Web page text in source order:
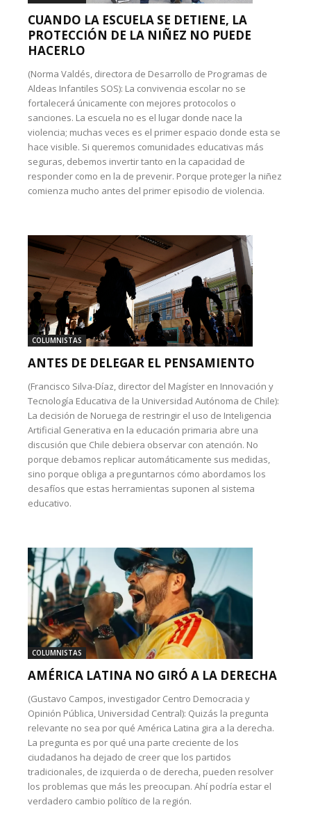
CUANDO LA ESCUELA SE DETIENE, LA
PROTECCIÓN DE LA NIÑEZ NO PUEDE
HACERLO
(Norma Valdés, directora de Desarrollo de Programas de
Aldeas Infantiles SOS): La convivencia escolar no se
fortalecerá únicamente con mejores protocolos o
sanciones. La escuela no es el lugar donde nace la
violencia; muchas veces es el primer espacio donde esta se
hace visible. Si queremos comunidades educativas más
seguras, debemos invertir tanto en la capacidad de
responder como en la de prevenir. Porque proteger la niñez
comienza mucho antes del primer episodio de violencia.
COLUMNISTAS
ANTES DE DELEGAR EL PENSAMIENTO
(Francisco Silva-Díaz, director del Magíster en Innovación y
Tecnología Educativa de la Universidad Autónoma de Chile):
La decisión de Noruega de restringir el uso de Inteligencia
Artificial Generativa en la educación primaria abre una
discusión que Chile debiera observar con atención. No
porque debamos replicar automáticamente sus medidas,
sino porque obliga a preguntarnos cómo abordamos los
desafíos que estas herramientas suponen al sistema
educativo.
COLUMNISTAS
AMÉRICA LATINA NO GIRÓ A LA DERECHA
(Gustavo Campos, investigador Centro Democracia y
Opinión Pública, Universidad Central): Quizás la pregunta
relevante no sea por qué América Latina gira a la derecha.
La pregunta es por qué una parte creciente de los
ciudadanos ha dejado de creer que los partidos
tradicionales, de izquierda o de derecha, pueden resolver
los problemas que más les preocupan. Ahí podría estar el
verdadero cambio político de la región.